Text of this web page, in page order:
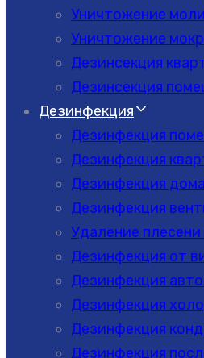
Уничтожение моли
Уничтожение
Дезинсекция
Дезинсекция
Дезинфекция
Дезинфекция
Дезинфекция
Дезинфекция дома
Дезинфекция
Удаление плесени
Дезинфекция от
Дезинфекция
Дезинфекция
Дезинфекция
Дезинфекция